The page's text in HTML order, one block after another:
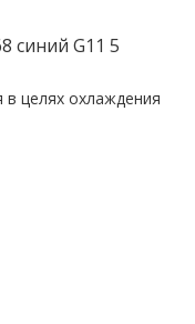
cиний G11 5
в целях охлаждения